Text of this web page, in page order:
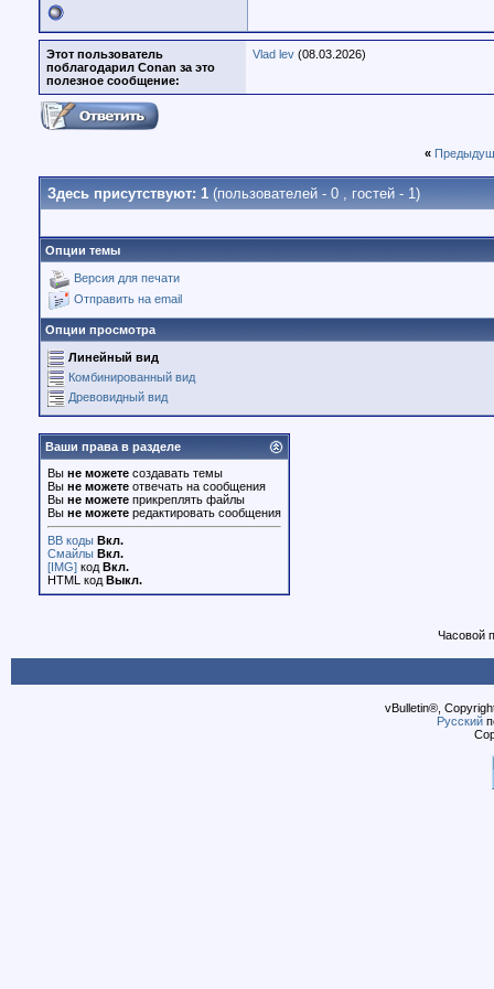
Этот пользователь
поблагодарил Conan за это
полезное сообщение:
Vlad lev (08.03.2026)
«
Здесь присутствуют: 1 (пользователей - 0 , гостей - 1)
Опции темы
Версия для печати
Отправить на email
Опции просмотра
Линейный вид
Комбинированный вид
Древовидный вид
Ваши права в разделе
Вы не можете создавать темы
Вы не можете отвечать на сообщения
Вы не можете прикреплять файлы
Вы не можете редактировать сообщения
BB коды Вкл.
Смайлы Вкл.
[IMG] код Вкл.
HTML код Выкл.
Часовой
vBulletin®,
Русский